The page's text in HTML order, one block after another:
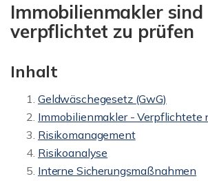
Immobilienmakler sind
verpflichtet zu prüfen
Inhalt
Geldwäschegesetz (GwG)
Immobilienmakler - Verpflichtete
Risikomanagement
Risikoanalyse
Interne Sicherungsmaßnahmen